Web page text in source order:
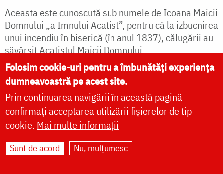
Aceasta este cunoscută sub numele de Icoana Maicii
Domnului „a Imnului Acatist”, pentru că la izbucnirea
unui incendiu în biserică (în anul 1837), călugării au
săvârșit Acatistul Maicii Domnului...
citește mai mult
Folosim cookie-uri pentru a îmbunătăți experiența
dumneavoastră pe acest site.
Prin continuarea navigării în această pagină
confirmați acceptarea utilizării fișierelor de tip
cookie. Mai multe informații
Sunt de acord Nu, mulțumesc